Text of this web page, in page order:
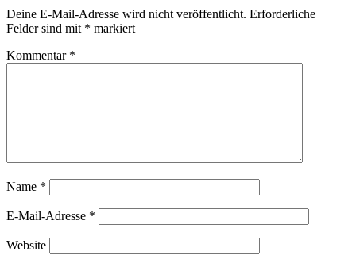
Deine E-Mail-Adresse wird nicht veröffentlicht. Erforderliche
Felder sind mit * markiert
Kommentar *
Name *
E-Mail-Adresse *
Website